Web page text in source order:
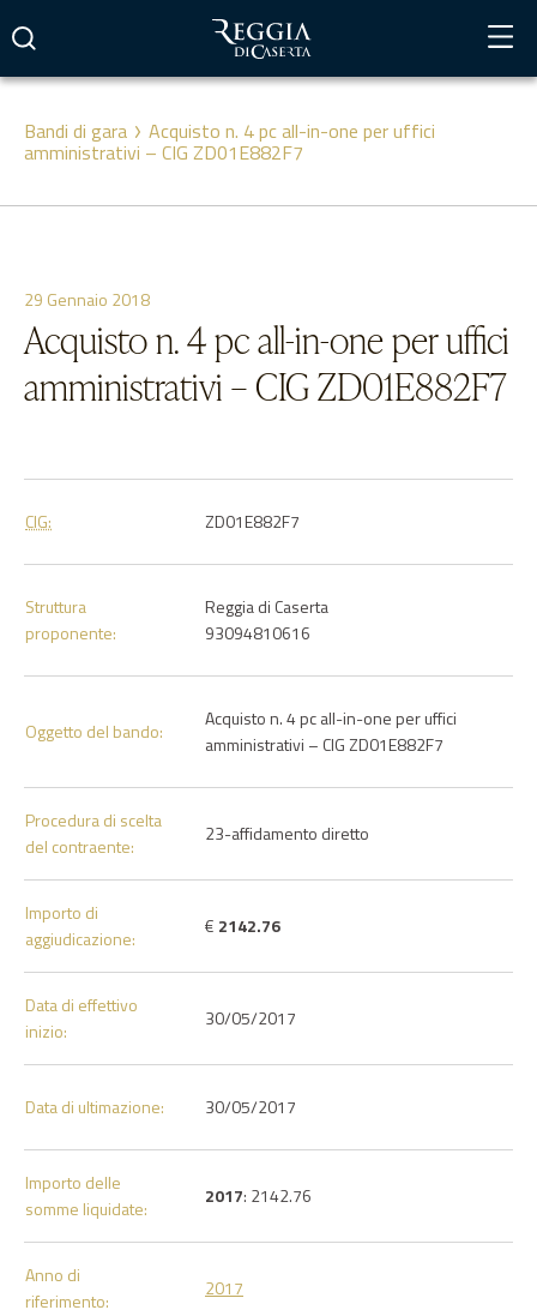
contenuto
Bandi di gara Acquisto n. 4 pc all-in-one per uffici
amministrativi – CIG ZD01E882F7
29 Gennaio 2018
Acquisto n. 4 pc all-in-one per uffici
amministrativi – CIG ZD01E882F7
CIG: ZD01E882F7
Struttura
proponente:
Reggia di Caserta
93094810616
Oggetto del bando:
Acquisto n. 4 pc all-in-one per uffici
amministrativi – CIG ZD01E882F7
Procedura di scelta
del contraente:
23-affidamento diretto
Importo di
aggiudicazione:
€ 2142.76
Data di effettivo
inizio:
30/05/2017
Data di ultimazione: 30/05/2017
Importo delle
somme liquidate:
2017: 2142.76
Anno di
riferimento:
2017